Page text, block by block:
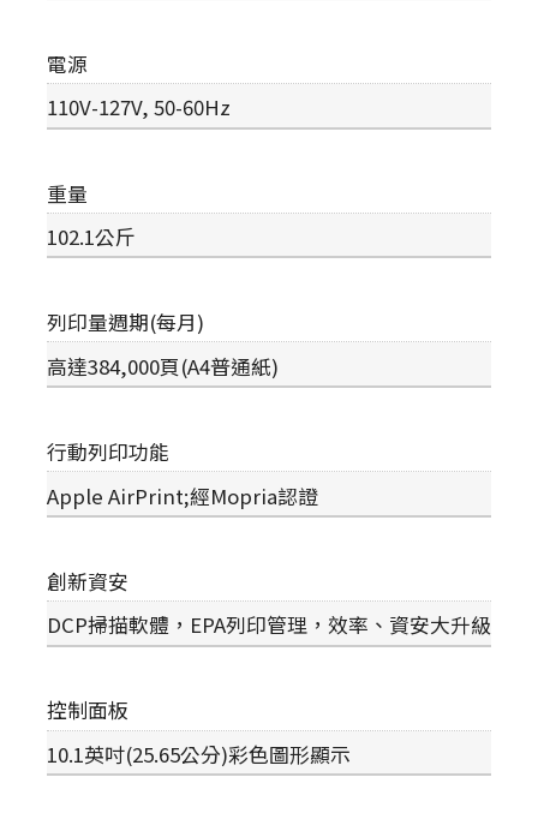
電源
110V-127V, 50-60Hz
重量
102.1公斤
列印量週期(每月)
高達384,000頁(A4普通紙)
行動列印功能
Apple AirPrint;經Mopria認證
創新資安
DCP掃描軟體，EPA列印管理，效率、資安大升級
控制面板
10.1英吋(25.65公分)彩色圖形顯示